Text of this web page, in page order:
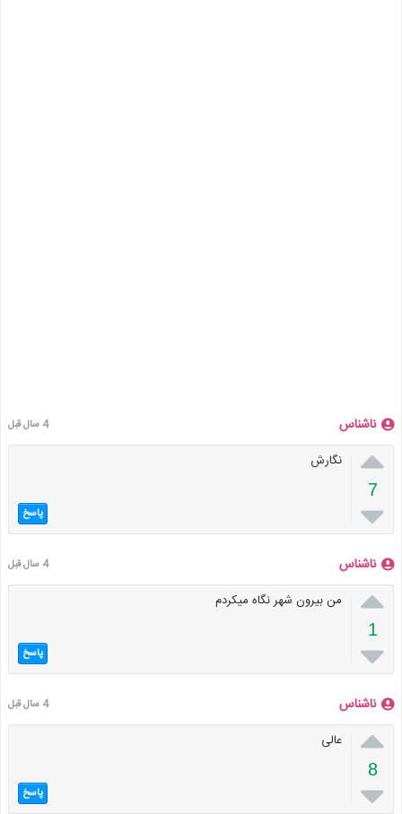
ناشناس 4 سال قبل

7

نگارش
پاسخ
ناشناس 4 سال قبل

1

من بیرون شهر نگاه میکردم
پاسخ
ناشناس 4 سال قبل

8

عالی
پاسخ